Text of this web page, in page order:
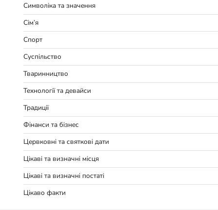
Символіка та значення
Сім’я
Спорт
Суспільство
Тваринництво
Технології та девайси
Традиції
Фінанси та бізнес
Цервковні та святкові дати
Цікаві та визначні місця
Цікаві та визначні постаті
Цікаво факти